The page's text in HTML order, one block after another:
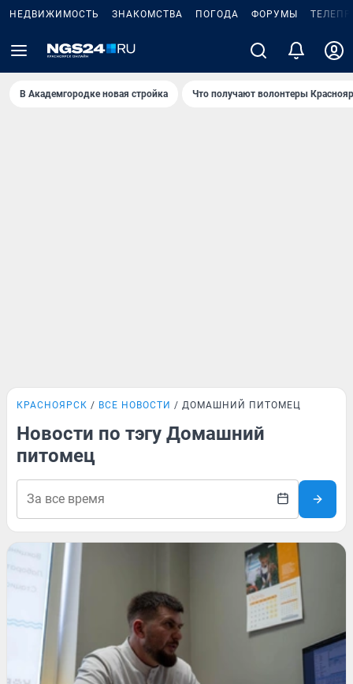
НЕДВИЖИМОСТЬ ЗНАКОМСТВА ПОГОДА ФОРУМЫ
В Академгородке новая стройка Что получают волонтеры
КРАСНОЯРСК ВСЕ НОВОСТИ ДОМАШНИЙ ПИТОМЕЦ
Новости по тэгу Домашний
питомец